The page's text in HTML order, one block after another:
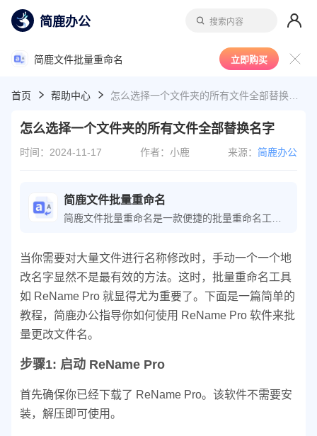
简鹿办公 搜索内容
简鹿文件批量重命名 立即购买
首页 帮助中心
怎么选择一个文件夹的所有文件全部替换名字
时间：2024-11-17 作者：小鹿 来源： 简鹿办公
简鹿文件批量重命名
当你需要对大量文件进行名称修改时，手动一个一个地
改名字显然不是最有效的方法。这时，批量重命名工具
如 ReName Pro 就显得尤为重要了。下面是一篇简单的
教程，简鹿办公指导你如何使用 ReName Pro 软件来批
量更改文件名。
步骤1: 启动 ReName Pro
首先确保你已经下载了 ReName Pro。该软件不需要安
装，解压即可使用。